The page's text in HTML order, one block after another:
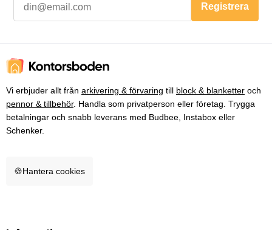
Registrera
Vi erbjuder allt från arkivering & förvaring till block & blanketter och
pennor & tillbehör. Handla som privatperson eller företag. Trygga
betalningar och snabb leverans med Budbee, Instabox eller
Schenker.
🍪Hantera cookies